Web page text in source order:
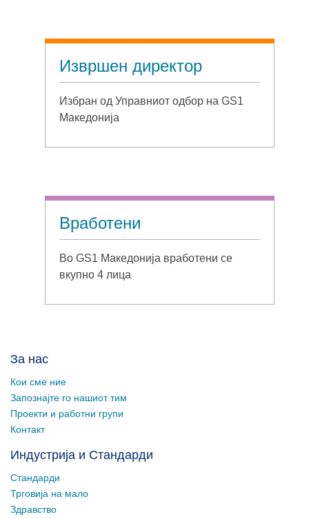
Извршен директор
Избран од Управниот одбор на GS1
Македонија
Вработени
Во GS1 Македонија вработени се
вкупно 4 лица
За нас
Кои сме ние
Запознајте го нашиот тим
Проекти и работни групи
Контакт
Индустрија и Стандарди
Стандарди
Трговија на мало
Здравство